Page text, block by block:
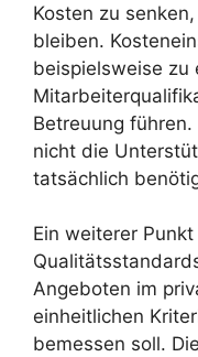
Kosten zu
bleiben.
beispielsweise zu
Betreuung
nicht die
tatsächlich
Ein weiterer
Angeboten im
einheitlichen
bemessen soll.